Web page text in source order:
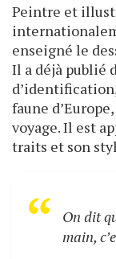
Peintre et
enseigné le
Il a déjà publié
faune
voyage. Il est
traits et son
“
On dit
main,